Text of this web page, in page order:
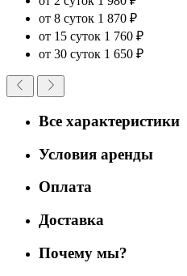
от 8 суток 1 870 ₽
от 15 суток 1 760 ₽
от 30 суток 1 650 ₽
Все характеристики
Условия аренды
Оплата
Доставка
Почему мы?